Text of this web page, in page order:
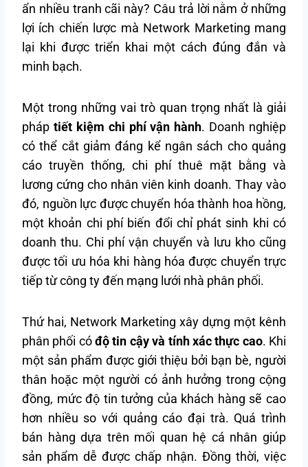
ẩn nhiều tranh cãi này? Câu trả lời nằm ở những
lợi ích chiến lược mà Network Marketing mang
lại khi được triển khai một cách đúng đắn và
minh bạch.
Một trong những vai trò quan trọng nhất là giải
pháp tiết kiệm chi phí vận hành. Doanh nghiệp
có thể cắt giảm đáng kể ngân sách cho quảng
cáo truyền thống, chi phí thuê mặt bằng và
lương cứng cho nhân viên kinh doanh. Thay vào
đó, nguồn lực được chuyển hóa thành hoa hồng,
một khoản chi phí biến đổi chỉ phát sinh khi có
doanh thu. Chi phí vận chuyển và lưu kho cũng
được tối ưu hóa khi hàng hóa được chuyển trực
tiếp từ công ty đến mạng lưới nhà phân phối.
Thứ hai, Network Marketing xây dựng một kênh
phân phối cóđộ tin cậy và tính xác thực cao. Khi
một sản phẩm được giới thiệu bởi bạn bè, người
thân hoặc một người có ảnh hưởng trong cộng
đồng, mức độ tin tưởng của khách hàng sẽ cao
hơn nhiều so với quảng cáo đại trà. Quá trình
bán hàng dựa trên mối quan hệ cá nhân giúp
sản phẩm dễ được chấp nhận. Đồng thời, việc